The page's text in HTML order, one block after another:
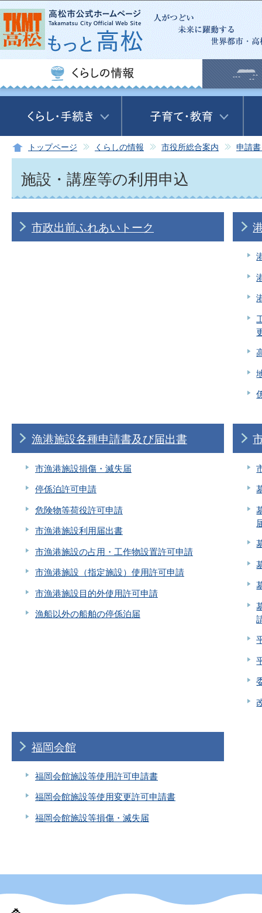
この
トップページ くらしの情報 市役所総合案内 申請
施設・講座等の利用申込
市政出前ふれあいトーク
漁港施設各種申請書及び届出書
市漁港施設損傷・滅失届
停係泊許可申請
危険物等荷役許可申請
市漁港施設利用届出書
市漁港施設の占用・工作物設置許可申請
市漁港施設（指定施設）使用許可申請
市漁港施設目的外使用許可申請
漁船以外の船舶の停係泊届
福岡会館
福岡会館施設等使用許可申請書
福岡会館施設等使用変更許可申請書
福岡会館施設等損傷・滅失届